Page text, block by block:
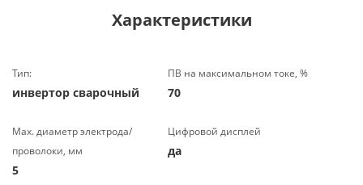
Характеристики
Тип:
инвертор сварочный
ПВ на максимальном токе, %
70
Маx. диаметр электрода/
проволоки, мм
5
Цифровой дисплей
да